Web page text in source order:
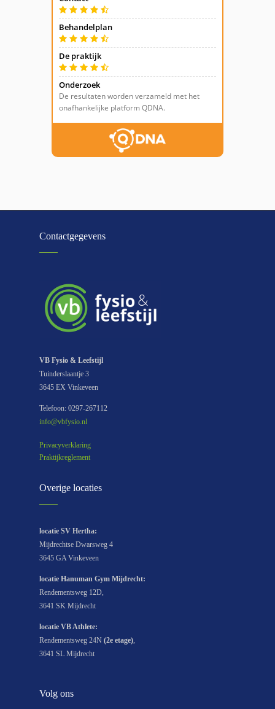
Contactgegevens
VB Fysio & Leefstijl
Tuinderslaantje 3
3645 EX Vinkeveen
Telefoon: 0297-267112
info@vbfysio.nl
Privacyverklaring
Praktijkreglement
Overige locaties
locatie SV Hertha:
Mijdrechtse Dwarsweg 4
3645 GA Vinkeveen
locatie Hanuman Gym Mijdrecht:
Rendementsweg 12D,
3641 SK Mijdrecht
locatie VB Athlete:
Rendementsweg 24N (2e etage)
3641 SL Mijdrecht
Volg ons